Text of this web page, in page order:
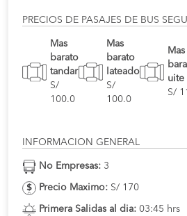
PRECIOS DE PASAJES DE BUS
Mas
barato
tandar
S/
100.0
Mas
barato
lateado
S/
100.0
Mas
uite
S/
INFORMACION GENERAL
No Empresas: 3
Precio Maximo: S/ 170
Primera Salidas al dia: 03:45 hrs